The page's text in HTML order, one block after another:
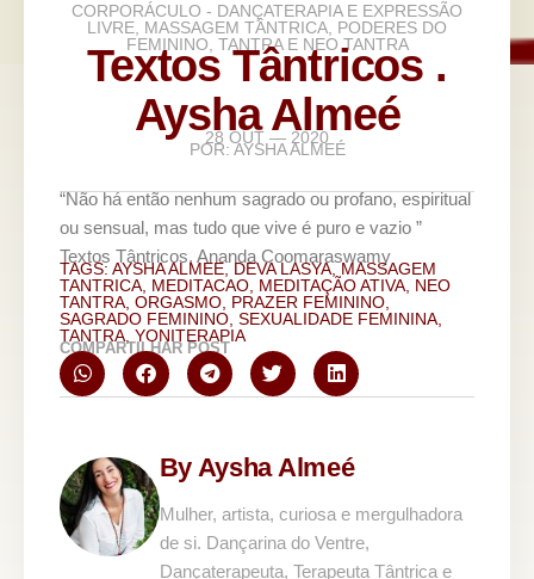
CORPORÁCULO - DANÇATERAPIA E EXPRESSÃO
LIVRE MASSAGEM TÂNTRICA PODERES DO
FEMININO TANTRA E NEO TANTRA
Textos Tântricos .
Aysha Almeé
28 OUT — 2020
POR:AYSHA ALMEÉ
“Não há então nenhum sagrado ou profano, espiritual
ou sensual, mas tudo que vive é puro e vazio ”
Textos Tântricos, Ananda Coomaraswamy
TAGS:AYSHA ALMEE,DEVA LASYA,MASSAGEM
TANTRICA MEDITACAO MEDITAÇÃO ATIVA NEO
TANTRA ORGASMO PRAZER FEMININO
SAGRADO FEMININO SEXUALIDADE FEMININA
TANTRA YONITERAPIA
COMPARTILHAR POST
By Aysha Almeé
Mulher, artista, curiosa e mergulhadora
de si. Dançarina do Ventre,
Dançaterapeuta, Terapeuta Tântrica e